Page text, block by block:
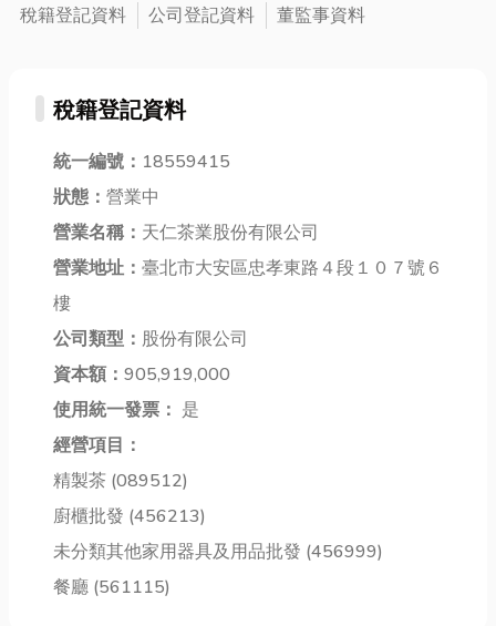
風體驗。隨著
大，洗髮不僅
僅是日常清潔
的一部分，更
放鬆身心的重
要方式。越式
洗髮究竟有何
我們熟悉的台
式洗髮有什麼
差異...
儲環境與需
車與手推車之
款？ 堆高
機：適合大規
搬運設備中...
儲、船舶漁艙
牢牢鎖住🔒 冷
稅籍登記資料 公司登記資料 董監事資料
稅籍登記資料
統一編號： 18559415
狀態： 營業中
營業名稱： 天仁茶業股份有限公司
營業地址： 臺北市大安區忠孝東路４段１０７號６
樓
公司類型： 股份有限公司
資本額： 905,919,000
使用統一發票： 是
經營項目：
精製茶 (089512)
廚櫃批發 (456213)
未分類其他家用器具及用品批發 (456999)
餐廳 (561115)